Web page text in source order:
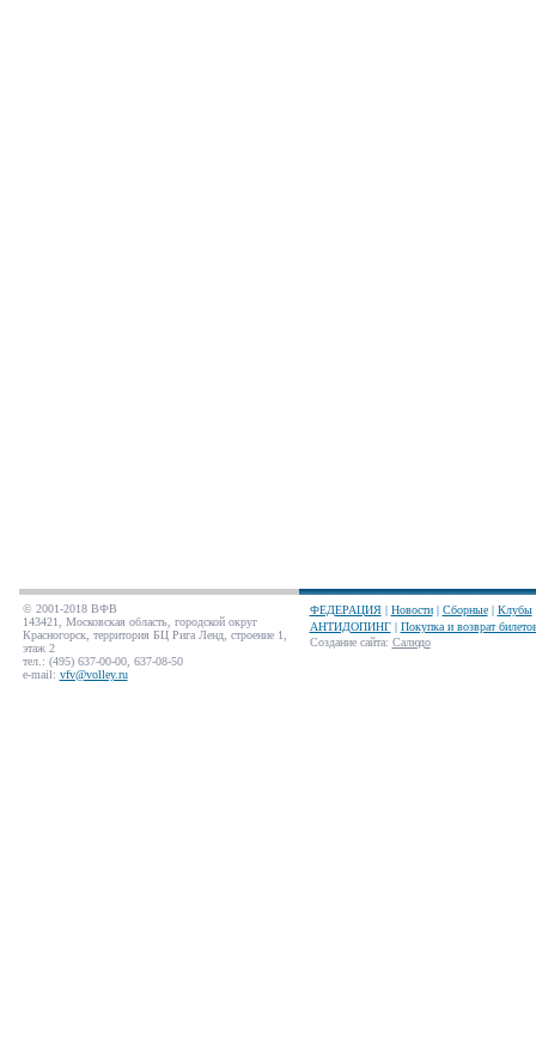
© 2001-2018 ВФВ
143421, Московская область, городской округ
Красногорск, территория БЦ Рига Ленд, строение 1,
этаж 2
тел.: (495) 637-00-00, 637-08-50
e-mail: vfv@volley.ru
ФЕДЕРАЦИЯ| Новости| Сборные| Клубы
АНТИДОПИНГ| Покупка и возврат
Создание сайта: Салюдо